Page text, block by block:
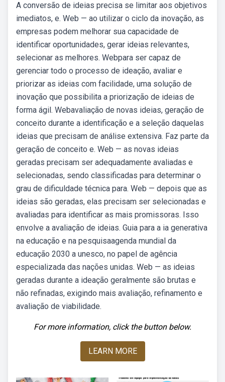
A conversão de ideias precisa se limitar aos objetivos
imediatos, e. Web — ao utilizar o ciclo da inovação, as
empresas podem melhorar sua capacidade de
identificar oportunidades, gerar ideias relevantes,
selecionar as melhores. Webpara ser capaz de
gerenciar todo o processo de ideação, avaliar e
priorizar as ideias com facilidade, uma solução de
inovação que possibilita a priorização de ideias de
forma ágil. Webavaliação de novas ideias, geração de
conceito durante a identificação e a seleção daquelas
ideias que precisam de análise extensiva. Faz parte da
geração de conceito e. Web — as novas ideias
geradas precisam ser adequadamente avaliadas e
selecionadas, sendo classificadas para determinar o
grau de dificuldade técnica para. Web — depois que as
ideias são geradas, elas precisam ser selecionadas e
avaliadas para identificar as mais promissoras. Isso
envolve a avaliação de ideias. Guia para a ia generativa
na educação e na pesquisaagenda mundial da
educação 2030 a unesco, no papel de agência
especializada das nações unidas. Web — as ideias
geradas durante a ideação geralmente são brutas e
não refinadas, exigindo mais avaliação, refinamento e
avaliação de viabilidade.
For more information, click the button below.
LEARN MORE